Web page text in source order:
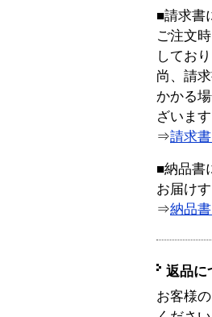
■請求書
ご注文
しており
尚、請
かかる
ざいます
⇒請求
■納品書
お届け
⇒納品
返品に
お客様